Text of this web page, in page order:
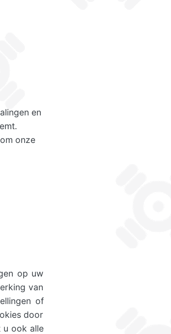
en
onze
op uw
van
of
door
u ook alle